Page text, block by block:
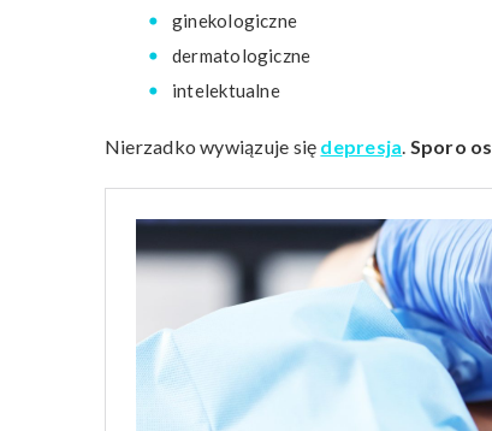
ginekologiczne
dermatologiczne
intelektualne
Nierzadko wywiązuje się depresja. Sporo